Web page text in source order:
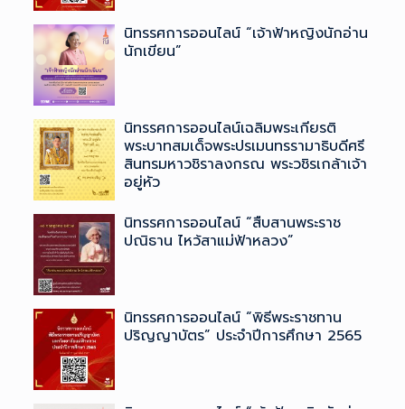
นิทรรศการออนไลน์ “เจ้าฟ้าหญิงนักอ่าน
นักเขียน”
นิทรรศการออนไลน์เฉลิมพระเกียรติ
พระบาทสมเด็จพระปรเมนทรรามาธิบดีศรี
สินทรมหาวชิราลงกรณ ​พระวชิรเกล้าเจ้า
อยู่หัว
นิทรรศการออนไลน์ “สืบสานพระราช
ปณิธาน ไหว้สาแม่ฟ้าหลวง”
นิทรรศการออนไลน์ “พิธีพระราชทาน
ปริญญาบัตร” ประจำปีการศึกษา 2565